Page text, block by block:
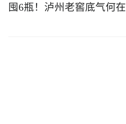
囤6瓶！泸州老窖底气何在